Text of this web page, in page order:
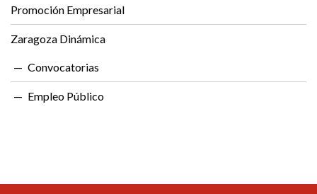
Promoción Empresarial
Zaragoza Dinámica
Convocatorias
Empleo Público